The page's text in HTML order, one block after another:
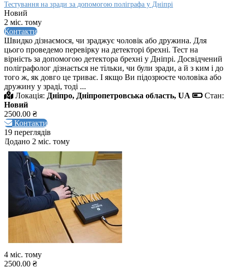
Тестування на зради за допомогою поліграфа у Дніпрі
Новий
2 міс. тому
Контакти
Швидко дізнаємося, чи зраджує чоловік або дружина. Для
цього проведемо перевірку на детекторі брехні. Тест на
вірність за допомогою детектора брехні у Дніпрі. Досвідчений
поліграфолог дізнається не тільки, чи були зради, а й з ким і до
того ж, як довго це триває. І якщо Ви підозрюєте чоловіка або
дружину у зраді, тоді ...
Локація: Дніпро, Дніпропетровська область, UA
Стан:
Новий
2500.00 ₴
Контакти
19 переглядів
Додано 2 міс. тому
4 міс. тому
2500.00 ₴